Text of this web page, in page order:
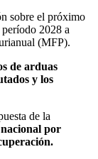
sobre el próximo
2028 a
(MFP).
de arduas
y los
de la
por